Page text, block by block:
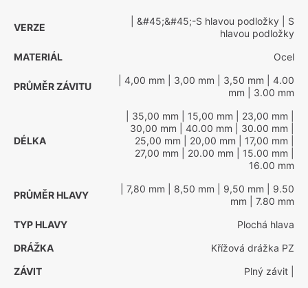
VERZE
| &#45;&#45;-S hlavou podložky | S
hlavou podložky
MATERIÁL
Ocel
PRŮMĚR ZÁVITU
| 4,00 mm | 3,00 mm | 3,50 mm | 4.00
mm | 3.00 mm
DÉLKA
| 35,00 mm | 15,00 mm | 23,00 mm
30,00 mm | 40.00 mm | 30.00 mm
25,00 mm | 20,00 mm | 17,00 mm
27,00 mm | 20.00 mm | 15.00 mm
16.00 mm
PRŮMĚR HLAVY
| 7,80 mm | 8,50 mm | 9,50 mm | 9.50
mm | 7.80 mm
TYP HLAVY
Plochá hlava
DRÁŽKA
Křížová drážka PZ
ZÁVIT
Plný závit